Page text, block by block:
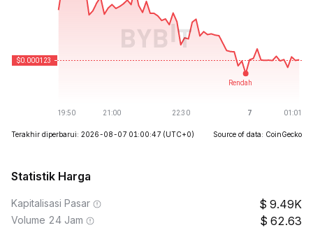
Terakhir diperbarui: 2026-08-07 01:00:47 (UTC+0) Source of data: CoinGecko
Statistik Harga
Kapitalisasi Pasar 9.49K
Volume 24 Jam 62.63